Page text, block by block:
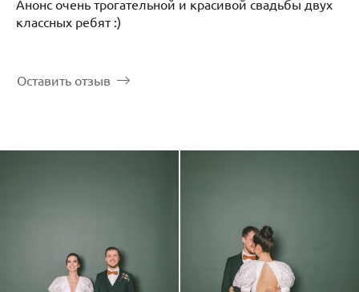
Анонс очень трогательной и красивой свадьбы двух
классных ребят :)
Оставить отзыв